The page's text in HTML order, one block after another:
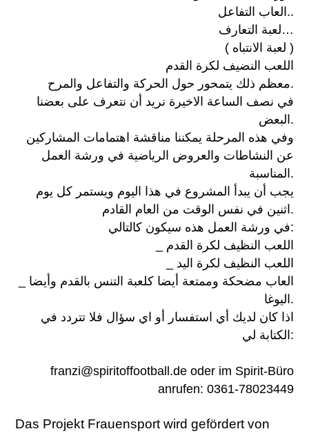
العاب التفاعل..
لعبة التعارف…
( لعبة الانتباه )
اللعب النضيف لكرة القدم
معظم ذلك يتمحور حول الحركة والتفاعل والمرح.
في نصف الساعة الاخيرة نريد أن نتعرف على بعضنا
البعض.
وفي هذه المرحلة يمكننا مناقشة اهتمامات المشاركين
عن النشاطات والعروض الرياضية في ورشة العمل
المناسبة.
يجب أن يبدأ المشروع في هذا اليوم ويستمر كل يوم
اثنين في نفس الوقت من العام القادم.
في ورشة العمل هذه سيكون كالتالي:
_ اللعب النظيف لكرة القدم
_ اللعب النظيف لكرة اليد
اليوغا.
اذا كان لديك أي استفسار أو اي سؤال فلا تتردد في
الكتابة لي:
franzi@spiritoffootball.de oder im Spirit-Büro
anrufen: 0361-78023449
Das Projekt Frauensport wird gefördert von